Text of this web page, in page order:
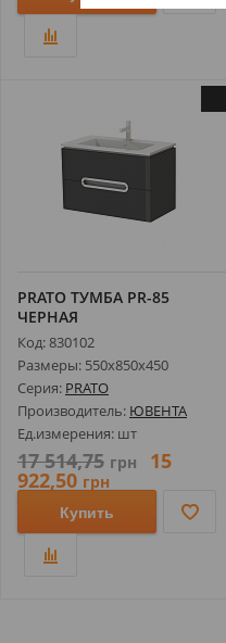
PRATO ТУМБА РR-85
ЧЕРНАЯ
Код: 830102
Размеры: 550х850х450
Серия: PRATO
Производитель: ЮВЕНТА
Ед.измерения: шт
17 514,75 грн 15
922,50 грн
Купить